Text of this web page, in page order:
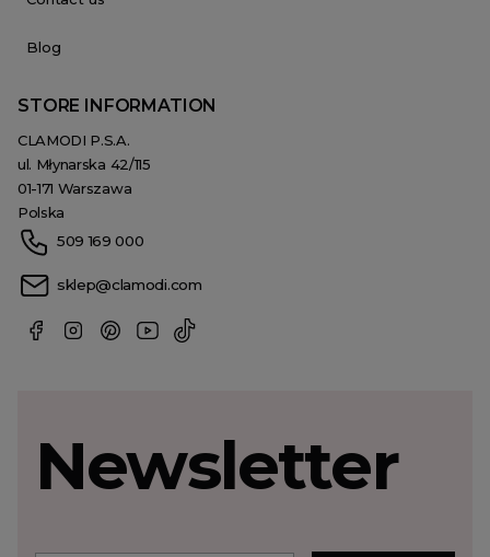
Blog
STORE INFORMATION
CLAMODI P.S.A.
ul. Młynarska 42/115
01-171 Warszawa
Polska
509 169 000
sklep@clamodi.com
Newsletter